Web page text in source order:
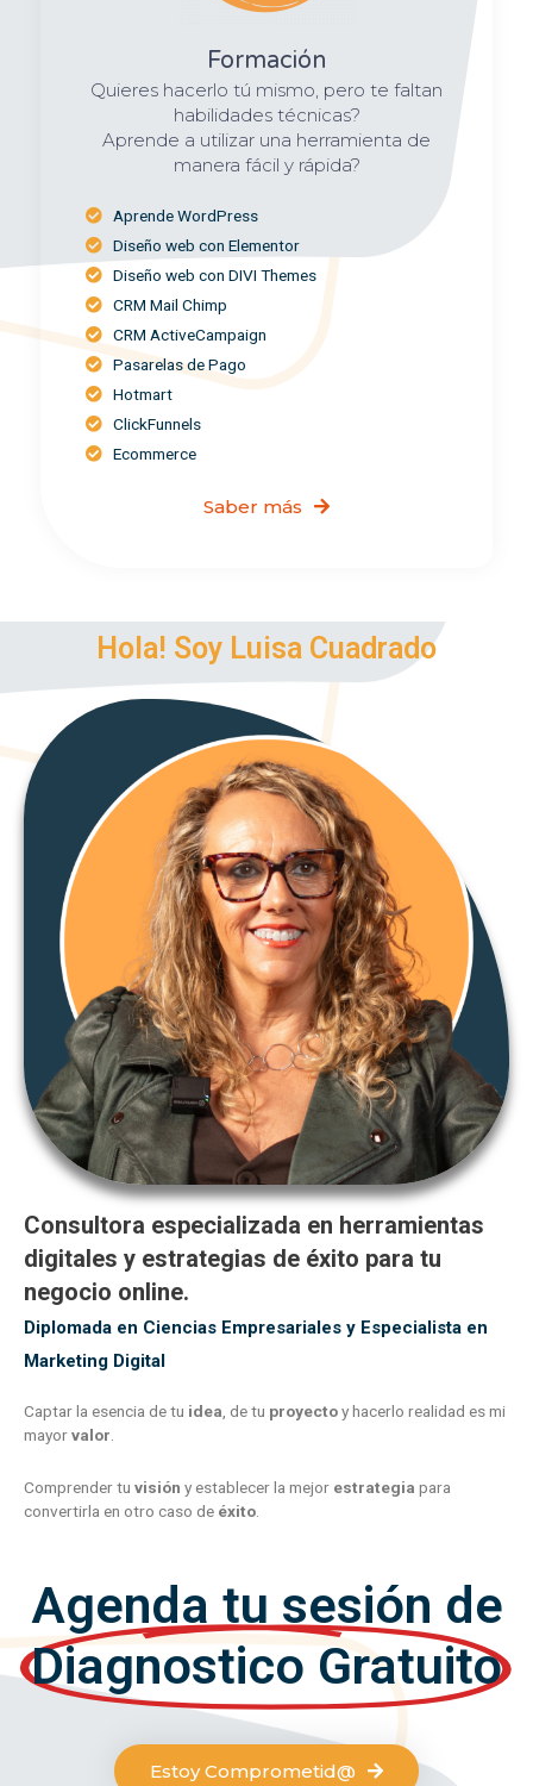
Formación
Quieres hacerlo tú mismo, pero te faltan
habilidades técnicas?
Aprende a utilizar una herramienta de
manera fácil y rápida?
Aprende WordPress
Diseño web con Elementor
Diseño web con DIVI Themes
CRM Mail Chimp
CRM ActiveCampaign
Pasarelas de Pago
Hotmart
ClickFunnels
Ecommerce
Saber más
Hola! Soy Luisa Cuadrado
Consultora especializada en herramientas
digitales y estrategias de éxito para tu
negocio online.
Diplomada en Ciencias Empresariales y Especialista en
Marketing Digital
Captar la esencia de tu idea, de tu proyectoy hacerlo realidad es mi
mayorvalor.
Comprender tu visión y establecer la mejor estrategia para
convertirla en otro caso de éxito.
Agenda tu sesión de
Diagnostico Gratuito
Estoy Comprometid@